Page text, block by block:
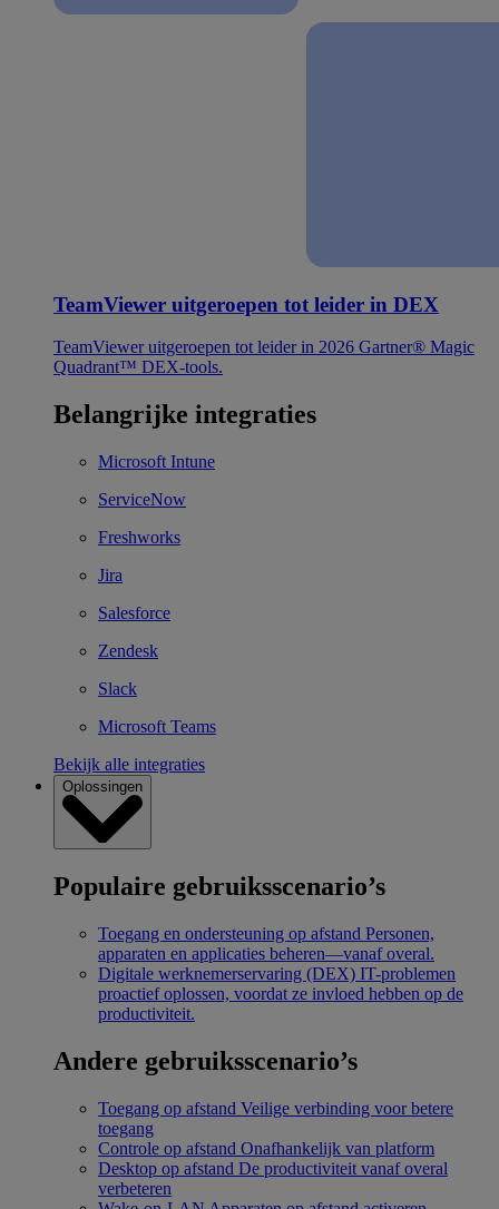
TeamViewer uitgeroepen tot leider in DEX
TeamViewer uitgeroepen tot leider in 2026 Gartner® Magic
Quadrant™ DEX-tools.
Belangrijke integraties
Microsoft Intune
ServiceNow
Freshworks
Jira
Salesforce
Zendesk
Slack
Microsoft Teams
Bekijk alle integraties
Oplossingen
Populaire gebruiksscenario’s
Toegang en ondersteuning op afstand Personen,
apparaten en applicaties beheren—vanaf overal.
Digitale werknemerservaring (DEX) IT-problemen
proactief oplossen, voordat ze invloed hebben op de
productiviteit.
Andere gebruiksscenario’s
Toegang op afstand Veilige verbinding voor betere
toegang
Controle op afstand Onafhankelijk van platform
Desktop op afstand De productiviteit vanaf overal
verbeteren